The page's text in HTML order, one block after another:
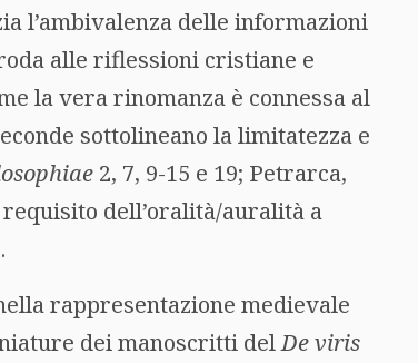
l’ambivalenza delle informazioni
alle riflessioni cristiane e
la vera rinomanza è connessa al
sottolineano la limitatezza e
2, 7, 9-15 e 19; Petrarca,
requisito dell’oralità/auralità a
rappresentazione medievale
dei manoscritti delDe viris